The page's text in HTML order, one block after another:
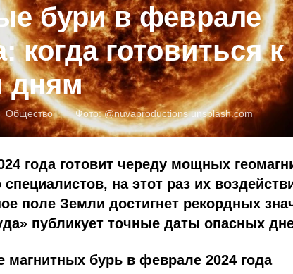
бури в феврале
когда готовиться к
дням
Общество Фото:@nuvaproductionsunsplash.com
года готовит череду мощных
на этот раз их
поле Земли достигнет рекордных
публикует точные даты опасных
магнитных бурь в феврале 2024 года